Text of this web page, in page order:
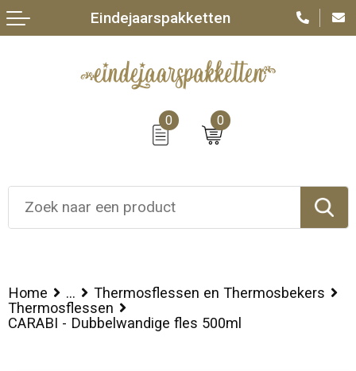
0 0
Eindejaarspakketten
Home ...
Thermosflessen en Thermosbekers
Thermosflessen
CARABI - Dubbelwandige fles 500ml